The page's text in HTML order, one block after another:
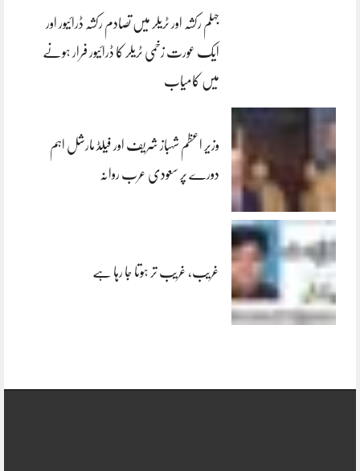
جہلم رکشہ اور ٹریلر میں تصادم رکشہ ڈرائیور اور
ایک عورت زخمی ٹریلر کا ڈرائیور فرار ہونے
میں کامیاب
وزیر اعظم شہباز شریف اور فیلڈ مارشل اہم
دورے پر سعودی عرب روانہ
غریب، غریب تر ہوتا جا رہا ہے